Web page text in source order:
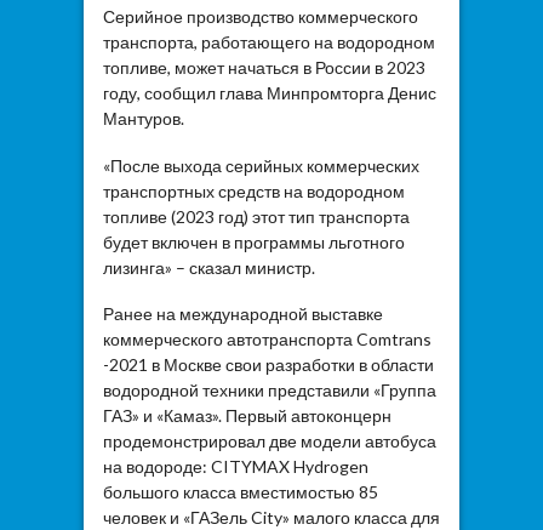
Серийное производство коммерческого
транспорта, работающего на водородном
топливе, может начаться в России в 2023
году, сообщил глава Минпромторга Денис
Мантуров.
«После выхода серийных коммерческих
транспортных средств на водородном
топливе (2023 год) этот тип транспорта
будет включен в программы льготного
лизинга» – сказал министр.
Ранее на международной выставке
коммерческого автотранспорта Comtrans
-2021 в Москве свои разработки в области
водородной техники представили «Группа
ГАЗ» и «Камаз». Первый автоконцерн
продемонстрировал две модели автобуса
на водороде: CITYMAX Hydrogen
большого класса вместимостью 85
человек и «ГАЗель City» малого класса для